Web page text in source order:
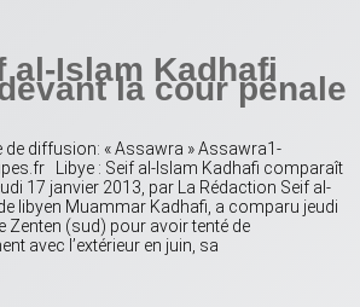
al-Islam Kadhafi
la cour pénale
de diffusion: « Assawra » Assawra1-
Libye : Seif al-Islam Kadhafi comparaît
17 janvier 2013, par La Rédaction Seif al-
libyen Muammar Kadhafi, a comparu jeudi
Zenten (sud) pour avoir tenté de
avec l’extérieur en juin, sa